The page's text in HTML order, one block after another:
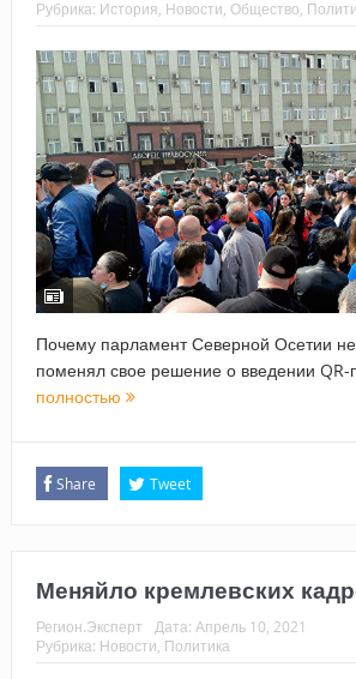
Рубрика: История Новости Общество
Почему парламент Северной Осетии
поменял свое решение о введении QR-
полностью
Share Tweet
Меняйло кремлевских
Регион.Эксперт Дата: Апрель 10, 2021
Рубрика: Новости Политика